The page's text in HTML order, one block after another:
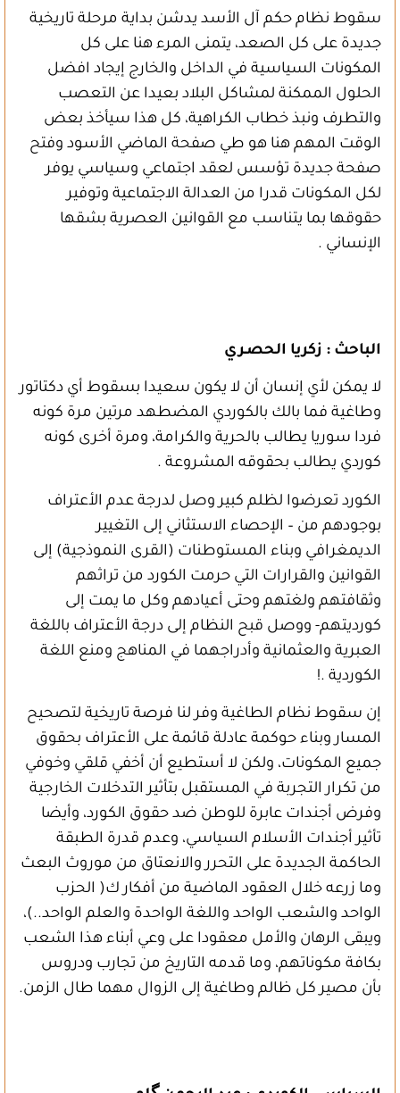
سقوط نظام حكم آل الأسد يدشن بداية مرحلة تاريخية
جديدة على كل الصعد، يتمنى المرء هنا على كل
المكونات السياسية في الداخل والخارج إيجاد افضل
الحلول الممكنة لمشاكل البلاد بعيدا عن التعصب
والتطرف ونبذ خطاب الكراهية، كل هذا سيأخذ بعض
الوقت المهم هنا هو طي صفحة الماضي الأسود وفتح
صفحة جديدة تؤسس لعقد اجتماعي وسياسي يوفر
لكل المكونات قدرا من العدالة الاجتماعية وتوفير
حقوقها بما يتناسب مع القوانين العصرية بشقها
الإنساني .
الباحث : زكريا الحصـري
لا يمكن لأي إنسان أن لا يكون سعيدا بسقوط أي دكتاتور
وطاغية فما بالك بالكوردي المضطهد مرتين مرة كونه
فردا سوريا يطالب بالحرية والكرامة، ومرة أخرى كونه
كوردي يطالب بحقوقه المشروعة .
الكورد تعرضوا لظلم كبير وصل لدرجة عدم الأعتراف
بوجودهم من – الإحصاء الاستثاني إلى التغيير
الديمغرافي وبناء المستوطنات (القرى النموذجية) إلى
القوانين والقرارات التي حرمت الكورد من تراثهم
وثقافتهم ولغتهم وحتى أعيادهم وكل ما يمت إلى
كورديتهم- ووصل قبح النظام إلى درجة الأعتراف باللغة
العبرية والعثمانية وأدراجهما في المناهج ومنع اللغة
الكوردية .!
إن سقوط نظام الطاغية وفر لنا فرصة تاريخية لتصحيح
المسار وبناء حوكمة عادلة قائمة على الأعتراف بحقوق
جميع المكونات، ولكن لا أستطيع أن أخفي قلقي وخوفي
من تكرار التجربة في المستقبل بتأثير التدخلات الخارجية
وفرض أجندات عابرة للوطن ضد حقوق الكورد، وأيضا
تأثير أجندات الأسلام السياسي، وعدم قدرة الطبقة
الحاكمة الجديدة على التحرر والانعتاق من موروث البعث
وما زرعه خلال العقود الماضية من أفكار ك( الحزب
الواحد والشعب الواحد واللغة الواحدة والعلم الواحد..)،
ويبقى الرهان والأمل معقودا على وعي أبناء هذا الشعب
بكافة مكوناتهم، وما قدمه التاريخ من تجارب ودروس
بأن مصير كل ظالم وطاغية إلى الزوال مهما طال الزمن.